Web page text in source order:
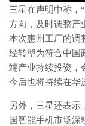
三星在声明中称，
方向，及时调整产
本次惠州工厂的调
经转型为符合中国
端产业持续投资，
今后也将持续在华
另外，三星还表示
国智能手机市场深